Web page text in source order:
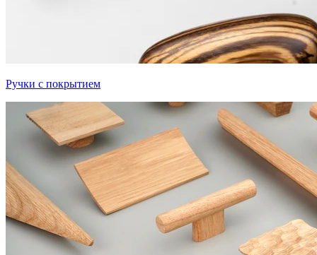
Ручки с покрытием